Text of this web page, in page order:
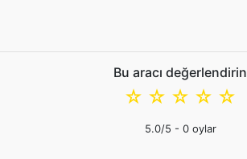
Bu aracı değerlendirin
☆
☆
☆
☆
☆
5.0/5 - 0oylar